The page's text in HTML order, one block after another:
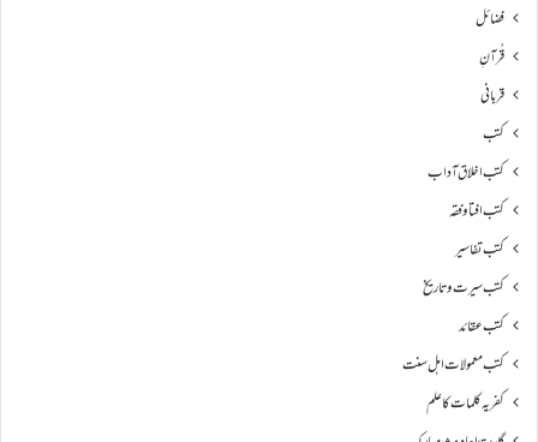
فضائل
قُرآنِ
قربانی
کتب
کتب اخلاق آداب
کتب افتا و فقہ
کتب تفاسیر
کتب سیرت و تاریخ
کتب عقائد
کتب معمولات اہل سنت
کفریہ کلمات کا علم